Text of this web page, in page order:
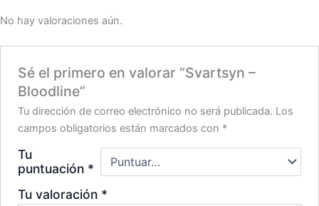
No hay valoraciones aún.
Sé el primero en valorar “Svartsyn –
Bloodline”
Tu dirección de correo electrónico no será publicada. Los
campos obligatorios están marcados con *
Tu
puntuación *
Tu valoración *